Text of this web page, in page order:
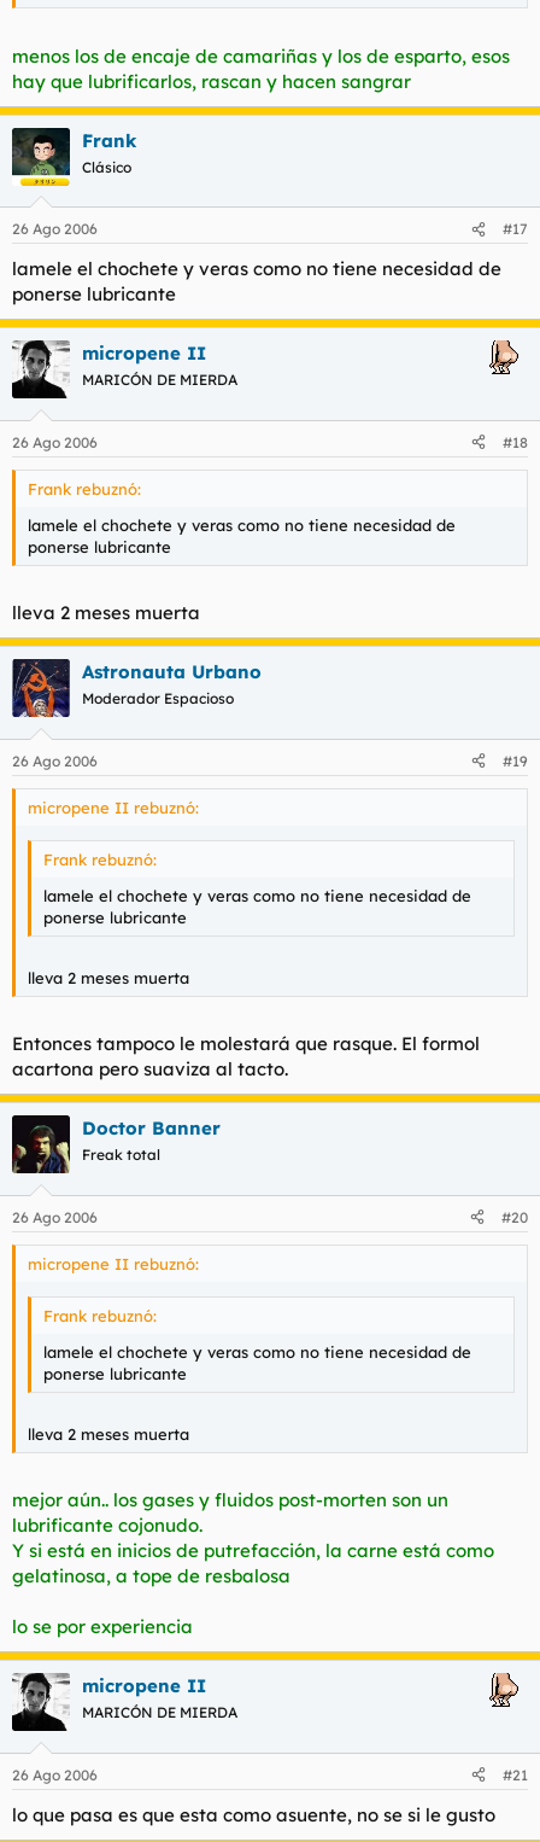
menos los de encaje de camariñas y los de esparto, esos
hay que lubrificarlos, rascan y hacen sangrar
Frank
Clásico
26 Ago 2006 #17
lamele el chochete y veras como no tiene necesidad de
ponerse lubricante
micropene II
MARICÓN DE MIERDA
26 Ago 2006 #18
Frank rebuznó:
lamele el chochete y veras como no tiene necesidad de
ponerse lubricante
lleva 2 meses muerta
Astronauta Urbano
Moderador Espacioso
26 Ago 2006 #19
micropene II rebuznó:
Frank rebuznó:
lamele el chochete y veras como no tiene necesidad de
ponerse lubricante
lleva 2 meses muerta
Entonces tampoco le molestará que rasque. El formol
acartona pero suaviza al tacto.
Doctor Banner
Freak total
26 Ago 2006 #20
micropene II rebuznó:
Frank rebuznó:
lamele el chochete y veras como no tiene necesidad de
ponerse lubricante
lleva 2 meses muerta
mejor aún.. los gases y fluidos post-morten son un
lubrificante cojonudo.
Y si está en inicios de putrefacción, la carne está como
gelatinosa, a tope de resbalosa
lo se por experiencia
micropene II
MARICÓN DE MIERDA
26 Ago 2006 #21
lo que pasa es que esta como asuente, no se si le gusto